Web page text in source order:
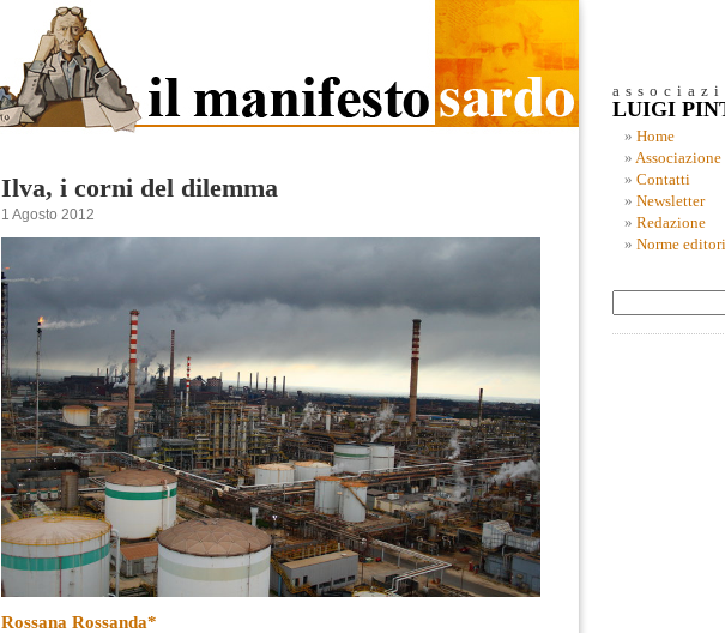
Ilva, i corni del dilemma
1 Agosto 2012
Rossana Rossanda*
LUIGI
Home
Associazione
Contatti
Newsletter
Redazione
Norme